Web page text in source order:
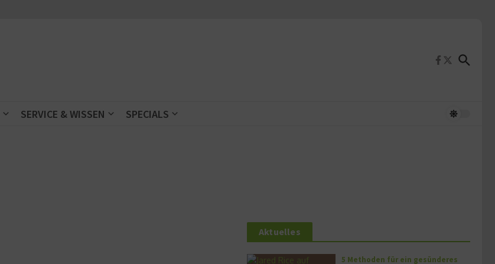
SERVICE & WISSEN SPECIALS
Aktuelles
5 Methoden für ein gesünderes